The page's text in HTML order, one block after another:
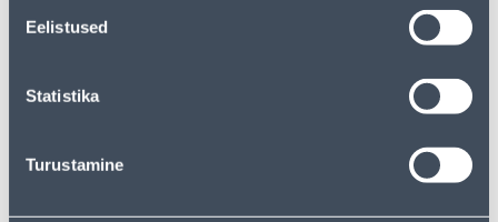
Eelistused
Statistika
Turustamine
Courier service to home from 4,99 € from 2-5 tööpäeva
Pick up from the store from 06.08.2026